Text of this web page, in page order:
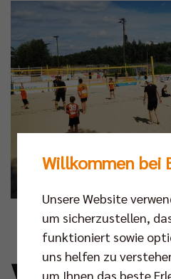
Foto: SCC
or einer Woche
Willkommen bei
Unsere Website
um sicherzustellen,
funktioniert sowie
uns helfen zu
um Ihnen das beste